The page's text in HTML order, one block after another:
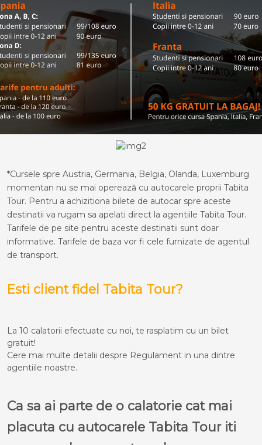
*Cursele spre Austria, Germania, Belgia, Olanda, Luxemburg
momentan nu se mai operează cu autocarele proprii Tabita
Tour. Pentru a achizitiona bilete de autocar spre aceste
destinatii va rugam sa apelati direct la agentiile Tabita Tour.
Tarifele de pe site pentru aceste destinatii sunt doar
informative. Tarifele de baza vor fi cele furnizate de agentul
de transport.
Esti client fidel Tabita Tour?
La 10 calatorii efectuate cu noi, te rasplatim cu un bilet
gratuit!
Cere mai multe detalii despre Regulament in una dintre
agentiile noastre.
Ca sa ai parte de o calatorie cat mai
placuta cu autocarele Tabita Tour iti